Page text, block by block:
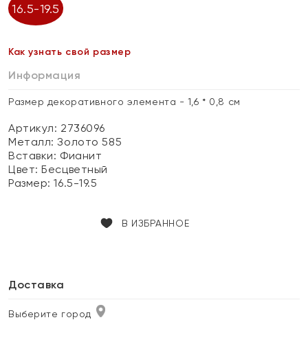
16.5-19.5
Как узнать свой размер
Информация
Размер декоративного элемента - 1,6 * 0,8 см
Артикул: 2736096
Металл:Золото 585
Вставки: Фианит
Цвет:Бесцветный
Размер:16.5-19.5
В ИЗБРАННОЕ
Доставка
Выберите город